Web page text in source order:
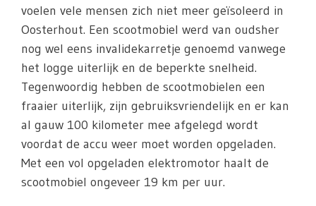
voelen vele mensen zich niet meer geïsoleerd in
Oosterhout. Een scootmobiel werd van oudsher
nog wel eens invalidekarretje genoemd vanwege
het logge uiterlijk en de beperkte snelheid.
Tegenwoordig hebben de scootmobielen een
fraaier uiterlijk, zijn gebruiksvriendelijk en er kan
al gauw 100 kilometer mee afgelegd wordt
voordat de accu weer moet worden opgeladen.
Met een vol opgeladen elektromotor haalt de
scootmobiel ongeveer 19 km per uur.